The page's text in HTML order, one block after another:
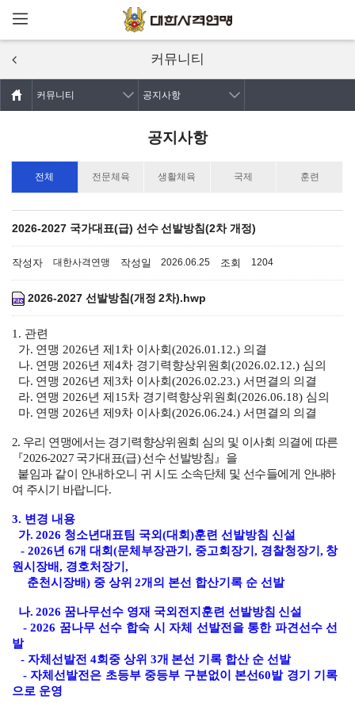
주요콘텐츠로
커뮤니티
커뮤니티 공지사항
공지사항
전체 전문체육 생활체육 국제 훈련
2026-2027 국가대표(급) 선수 선발방침(2차 개정)
작성자 대한사격연맹 작성일 2026.06.25 조회 1204
2026-2027 선발방침(개정 2차).hwp
1. 관련
가. 연맹 2026년 제1차 이사회(2026.01.12.) 의결
나. 연맹 2026년 제4차 경기력향상위원회(2026.02.12.) 심의
다. 연맹 2026년 제3차 이사회(2026.02.23.) 서면결의 의결
라. 연맹 2026년 제15차 경기력향상위원회(2026.06.18) 심의
마. 연맹 2026년 제9차 이사회(2026.06.24.) 서면결의 의결
2. 우리 연맹에서는 경기력향상위원회 심의 및 이사회 의결에 따른
『2026-2027 국가대표(급) 선수 선발방침』을
붙임과 같이 안내하오니 귀 시도 소속단체 및 선수들에게 안내하
여 주시기 바랍니다.
3. 변경 내용
가. 2026 청소년대표팀 국외(대회)훈련 선발방침 신설
- 2026년 6개 대회(문체부장관기, 중고회장기, 경찰청장기, 창
원시장배, 경호처장기,
춘천시장배) 중 상위 2개의 본선 합산기록 순 선발
나. 2026 꿈나무선수 영재 국외전지훈련 선발방침 신설
- 2026 꿈나무 선수 합숙 시 자체 선발전을 통한 파견선수 선
발
- 자체선발전 4회중 상위 3개 본선 기록 합산 순 선발
- 자체선발전은 초등부 중등부 구분없이 본선60발 경기 기록
으로 운영